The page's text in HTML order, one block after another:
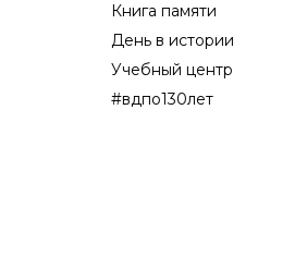
Книга памяти
День в истории
Учебный центр
#вдпо130лет